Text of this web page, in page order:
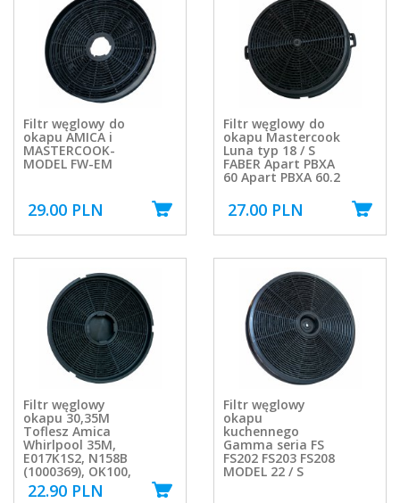
Filtr węglowy do
okapu AMICA i
MASTERCOOK-
MODEL FW-EM
29.00 PLN
Filtr węglowy do
okapu Mastercook
Luna typ 18 / S
FABER Apart PBXA
60 Apart PBXA 60.2
27.00 PLN
Filtr węglowy
okapu 30,35M
Toflesz Amica
Whirlpool 35M,
E017K1S2, N158B
(1000369), OK100,
22.90 PLN
Filtr węglowy
okapu
kuchennego
Gamma seria FS
FS202 FS203 FS208
MODEL 22 / S